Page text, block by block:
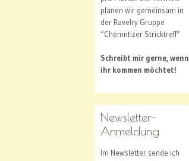
planen wir gemeinsam in
der Ravelry Gruppe
“Chemntizer Stricktreff”
Schreibt mir gerne, wenn
ihr kommen möchtet!
Newsletter-
Anmeldung
Im Newsletter sende ich